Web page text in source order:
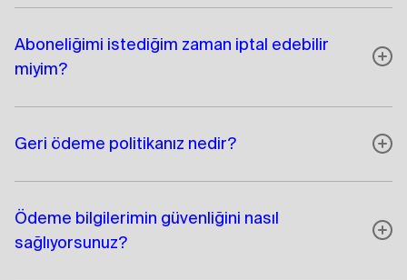
Aboneliğimi istediğim zaman iptal edebilir
miyim?
Geri ödeme politikanız nedir?
Ödeme bilgilerimin güvenliğini nasıl
sağlıyorsunuz?